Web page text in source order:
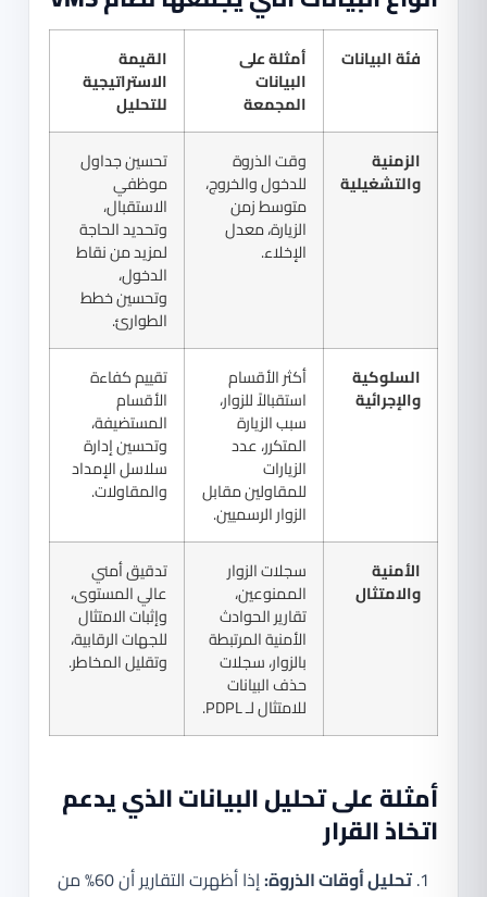
فئة البيانات أمثلة على
البيانات
المجمعة
القيمة
الاستراتيجية
للتحليل
الزمنية
والتشغيلية
وقت الذروة
للدخول والخروج،
متوسط زمن
الزيارة، معدل
الإخلاء.
تحسين جداول
موظفي
الاستقبال،
وتحديد الحاجة
لمزيد من نقاط
الدخول،
وتحسين خطط
الطوارئ.
السلوكية
والإجرائية
أكثر الأقسام
استقبالاً للزوار،
سبب الزيارة
المتكرر، عدد
الزيارات
للمقاولين مقابل
الزوار الرسميين.
تقييم كفاءة
الأقسام
المستضيفة،
وتحسين إدارة
سلاسل الإمداد
والمقاولات.
الأمنية
والامتثال
سجلات الزوار
الممنوعين،
تقارير الحوادث
الأمنية المرتبطة
بالزوار، سجلات
حذف البيانات
للامتثال لـ PDPL.
تدقيق أمني
عالي المستوى،
وإثبات الامتثال
للجهات الرقابية،
وتقليل المخاطر.
أمثلة على تحليل البيانات الذي يدعم
اتخاذ القرار
تحليل أوقات الذروة:
إذا أظهرت التقارير أن 60% من